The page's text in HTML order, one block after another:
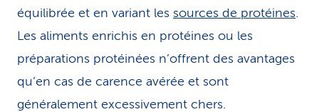
équilibrée et en variant les sources de protéines.
Les aliments enrichis en protéines ou les
préparations protéinées n’offrent des avantages
qu’en cas de carence avérée et sont
généralement excessivement chers.